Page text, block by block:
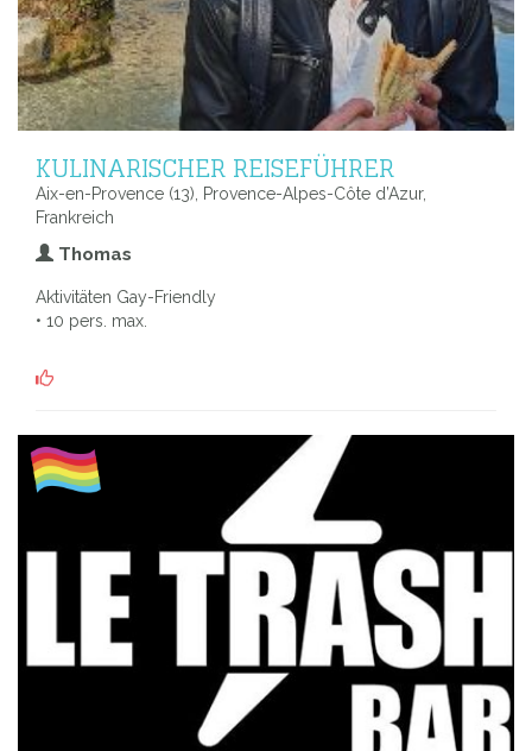
KULINARISCHER REISEFÜHRER
Aix-en-Provence (13), Provence-Alpes-Côte d’Azur,
Frankreich
Thomas
Aktivitäten Gay-Friendly
• 10 pers. max.